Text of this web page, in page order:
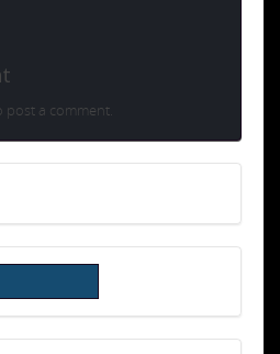
post a comment.